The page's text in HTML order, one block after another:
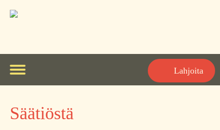
Lahjoita
Oireet
Ajankohtaista
Säätiöstä